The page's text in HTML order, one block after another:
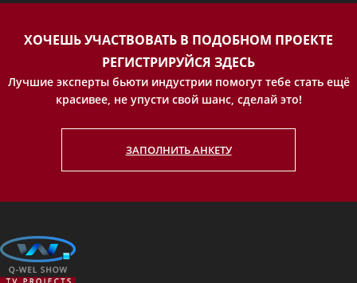
ХОЧЕШЬ УЧАСТВОВАТЬ В ПОДОБНОМ ПРОЕКТЕ
РЕГИСТРИРУЙСЯ ЗДЕСЬ
Лучшие эксперты бьюти индустрии помогут тебе стать ещё
красивее, не упусти свой шанс, сделай это!
ЗАПОЛНИТЬ АНКЕТУ